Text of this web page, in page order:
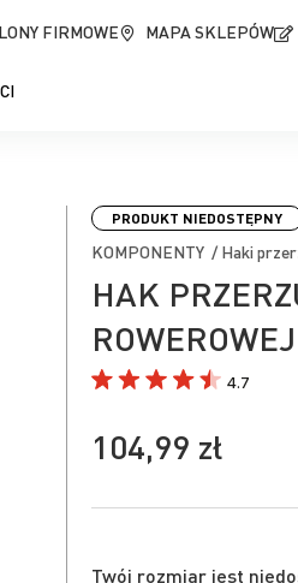
FIRMOWE MAPA SKLEPÓW
HAK
4.7
PRODUKT NIEDOSTĘPNY
KOMPONENTY / Haki
104,99 zł
Twój rozmiar jest